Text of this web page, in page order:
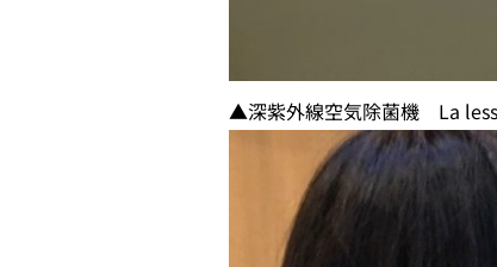
▲深紫外線空気除菌機 La